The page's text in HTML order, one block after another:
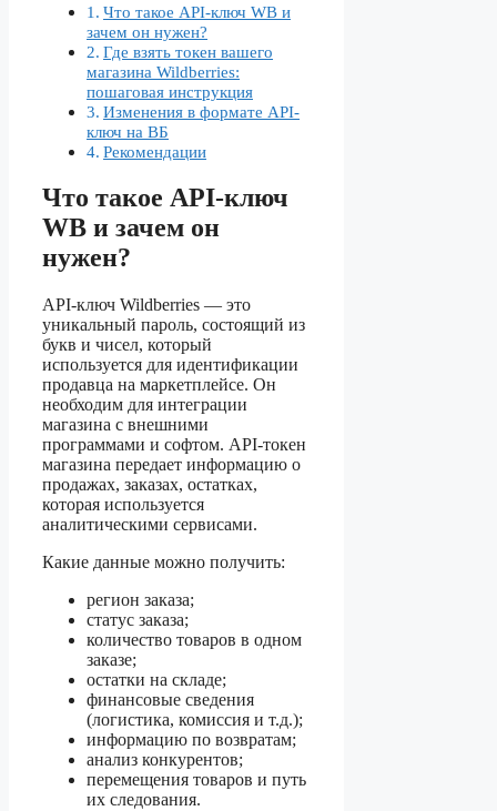
Что такое API-ключ WB и
зачем он нужен?
Где взять токен вашего
магазина Wildberries:
пошаговая инструкция
Изменения в формате API-
ключ на ВБ
Рекомендации
Что такое API-ключ
WB и зачем он
нужен?
API-ключ Wildberries — это
уникальный пароль, состоящий из
букв и чисел, который
используется для идентификации
продавца на маркетплейсе. Он
необходим для интеграции
магазина с внешними
программами и софтом. API-токен
магазина передает информацию о
продажах, заказах, остатках,
которая используется
аналитическими сервисами.
Какие данные можно получить:
регион заказа;
статус заказа;
количество товаров в одном
заказе;
остатки на складе;
финансовые сведения
(логистика, комиссия и т.д.);
информацию по возвратам;
анализ конкурентов;
перемещения товаров и путь
их следования.